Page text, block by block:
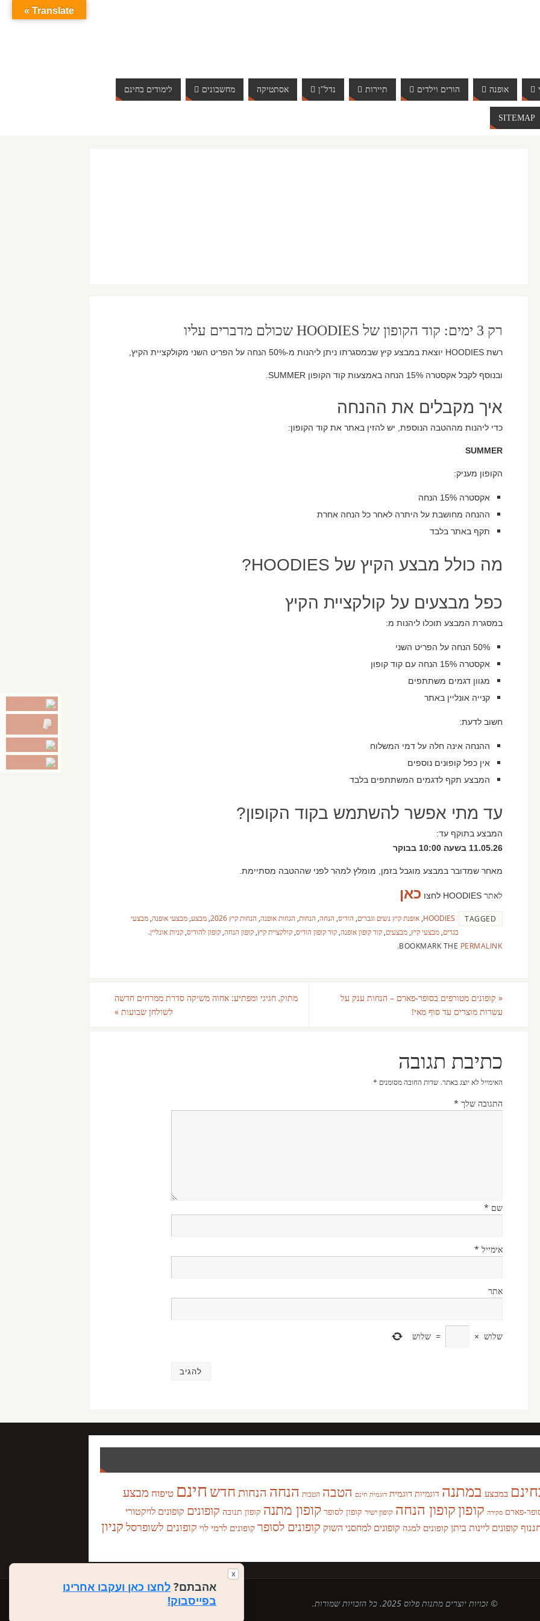
אהבתם? לחצו כאן ועקבו אחרינו
בפייסבוק!
X
אופנה הורים וילדים תיירות נדל"ן אסתטיקה מחשבונים לימודים בחינם
SITEMAP
רק 3 ימים: קוד הקופון של HOODIES שכולם מדברים עליו
רשת HOODIES יוצאת במבצע קיץ שבמסגרתו ניתן ליהנות מ-50% הנחה על הפריט השני מקולקציית הקיץ,
ובנוסף לקבל אקסטרה 15% הנחה באמצעות קוד הקופון SUMMER.
איך מקבלים את ההנחה
כדי ליהנות מההטבה הנוספת, יש להזין באתר את קוד הקופון:
SUMMER
הקופון מעניק:
אקסטרה 15% הנחה
ההנחה מחושבת על היתרה לאחר כל הנחה אחרת
תקף באתר בלבד
מה כולל מבצע הקיץ של HOODIES?
כפל מבצעים על קולקציית הקיץ
במסגרת המבצע תוכלו ליהנות מ:
50% הנחה על הפריט השני
אקסטרה 15% הנחה עם קוד קופון
מגוון דגמים משתתפים
קנייה אונליין באתר
חשוב לדעת:
ההנחה אינה חלה על דמי המשלוח
אין כפל קופונים נוספים
המבצע תקף לדגמים המשתתפים בלבד
עד מתי אפשר להשתמש בקוד הקופון?
המבצע בתוקף עד:
11.05.26 בשעה 10:00 בבוקר
מאחר שמדובר במבצע מוגבל בזמן, מומלץ למהר לפני שההטבה מסתיימת.
לאתר HOODIES לחצו כאן
TAGGED
HOODIES אופנת קיץ נשים וגברים הודיס הנחה הנחות הנחות אופנה הנחות קיץ 2026 מבצע מבצעי אופנה מבצעי
בגדים מבצעי קיץ מבצעים קוד קופון אופנה קוד קופון הודיס קולקציית קיץ קופון הנחה קופון להודיס קניות אונליין.
BOOKMARK THE PERMALINK
.
« קופונים מטורפים בסופר-פארם – הנחות ענק על
עשרות מוצרים עד סוף מאי!
מתוק, חגיגי ומפתיע: אחוה משיקה סדרת ממרחים חדשה
לשולחן שבועות »
כתיבת תגובה
האימייל לא יוצג באתר. שדות החובה מסומנים *
התגובה שלך *
שם *
אימייל *
אתר
שלוש ×
= שלוש
במבצע במתנה דוגמיות דוגמית דוגמית חינם הטבה הטבות הנחה הנחותחדש חינם טיפוח מבצע
פארם סקירה קופוןקופון הנחה קופון ישיר קופון לסופר קופון מתנה קופון תנובה קופונים קופונים לויקטורי
קופונים ליינות ביתן קופונים למגה קופונים למחסני השוק קופונים לסופר קופונים לרמי לוי קופונים לשופרסל קניון
© זכויות יוצרים מתנות פלוס 2025. כל הזכויות שמורות.
Translate »